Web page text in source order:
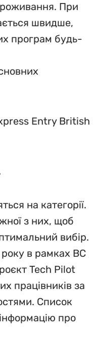
При
швидше,
програм будь-
Entry British
на категорії.
з них, щоб
вибір.
в рамках BC
Tech Pilot
працівників за
Список
про